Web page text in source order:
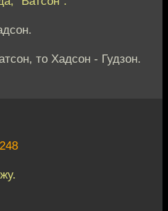
то Хадсон - Гудзон.